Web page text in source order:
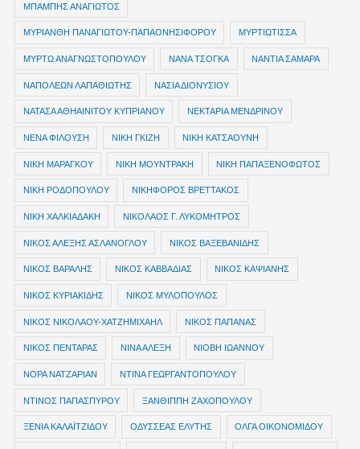
ΜΠΑΜΠΗΣ ΑΝΑΓΙΩΤΟΣ
ΜΥΡΙΑΝΘΗ ΠΑΝΑΓΙΩΤΟΥ-ΠΑΠΑΟΝΗΣΙΦΟΡΟΥ ΜΥΡΤΙΩΤΙΣΣΑ
ΜΥΡΤΩ ΑΝΑΓΝΩΣΤΟΠΟΥΛΟΥ ΝΑΝΑ ΤΣΟΓΚΑ ΝΑΝΤΙΑ ΣΑΜΑΡΑ
ΝΑΠΟΛΕΩΝ ΛΑΠΑΘΙΩΤΗΣ ΝΑΣΙΑ ΔΙΟΝΥΣΙΟΥ
ΝΑΤΑΣΑ ΑΘΗΑΙΝΙΤΟΥ ΚΥΠΡΙΑΝΟΥ ΝΕΚΤΑΡΙΑ ΜΕΝΔΡΙΝΟΥ
ΝΕΝΑ ΦΙΛΟΥΣΗ ΝΙΚΗ ΓΚΙΖΗ ΝΙΚΗ ΚΑΤΣΑΟΥΝΗ
ΝΙΚΗ ΜΑΡΑΓΚΟΥ ΝΙΚΗ ΜΟΥΝΤΡΑΚΗ ΝΙΚΗ ΠΑΠΑΞΕΝΟΦΩΤΟΣ
ΝΙΚΗ ΡΟΔΟΠΟΥΛΟΥ ΝΙΚΗΦΟΡΟΣ ΒΡΕΤΤΑΚΟΣ
ΝΙΚΗ ΧΑΛΚΙΑΔΑΚΗ ΝΙΚΟΛΑΟΣ Γ. ΛΥΚΟΜΗΤΡΟΣ
ΝΙΚΟΣ ΑΛΕΞΗΣ ΑΣΛΑΝΟΓΛΟΥ ΝΙΚΟΣ ΒΑΞΕΒΑΝΙΔΗΣ
ΝΙΚΟΣ ΒΑΡΑΛΗΣ ΝΙΚΟΣ ΚΑΒΒΑΔΙΑΣ ΝΙΚΟΣ ΚΑΨΙΑΝΗΣ
ΝΙΚΟΣ ΚΥΡΙΑΚΙΔΗΣ ΝΙΚΟΣ ΜΥΛΟΠΟΥΛΟΣ
ΝΙΚΟΣ ΝΙΚΟΛΑΟΥ-ΧΑΤΖΗΜΙΧΑΗΛ ΝΙΚΟΣ ΠΑΠΑΝΑΣ
ΝΙΚΟΣ ΠΕΝΤΑΡΑΣ ΝΙΝΑ ΑΛΕΞΗ ΝΙΟΒΗ ΙΩΑΝΝΟΥ
ΝΟΡΑ ΝΑΤΖΑΡΙΑΝ ΝΤΙΝΑ ΓΕΩΡΓΑΝΤΟΠΟΥΛΟΥ
ΝΤΙΝΟΣ ΠΑΠΑΣΠΥΡΟΥ ΞΑΝΘΙΠΠΗ ΖΑΧΟΠΟΥΛΟΥ
ΞΕΝΙΑ ΚΑΛΑΪΤΖΙΔΟΥ ΟΔΥΣΣΕΑΣ ΕΛΥΤΗΣ ΟΛΓΑ ΟΙΚΟΝΟΜΙΔΟΥ